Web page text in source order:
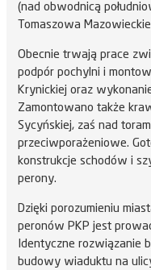
(nad obwodnicą
Tomaszowa
Obecnie trwają prace
podpór pochylni i
Krynickiej oraz
Zamontowano także
Sycyńskiej, zaś nad
przeciwporażeniowe.
konstrukcje schodów i
perony.
Dzięki porozumieniu
peronów PKP jest
Identyczne rozwiązanie
budowy wiaduktu na